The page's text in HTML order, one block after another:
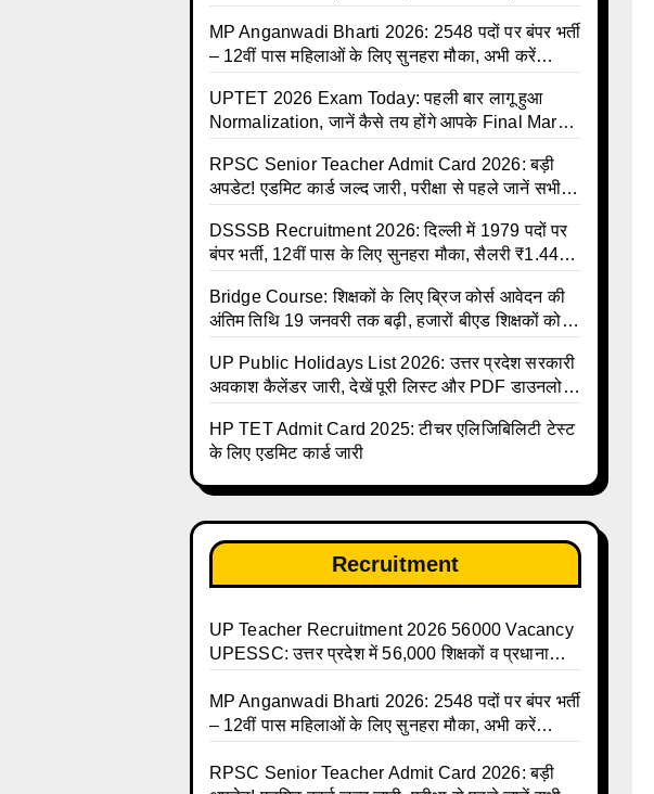
MP Anganwadi Bharti 2026: 2548 पदों पर बंपर भर्ती
– 12वीं पास महिलाओं के लिए सुनहरा मौका, अभी करें
UPTET 2026 Exam Today: पहली बार लागू हुआ
Normalization, जानें कैसे तय होंगे आपके Final Marks
RPSC Senior Teacher Admit Card 2026: बड़ी
अपडेट! एडमिट कार्ड जल्द जारी, परीक्षा से पहले जानें सभी
DSSSB Recruitment 2026: दिल्ली में 1979 पदों पर
बंपर भर्ती, 12वीं पास के लिए सुनहरा मौका, सैलरी ₹1.44
Bridge Course: शिक्षकों के लिए ब्रिज कोर्स आवेदन की
अंतिम तिथि 19 जनवरी तक बढ़ी, हजारों बीएड शिक्षकों को
UP Public Holidays List 2026: उत्तर प्रदेश सरकारी
अवकाश कैलेंडर जारी, देखें पूरी लिस्ट और PDF डाउनलोड
talika | Sarkari Avkash Talika | Up Holidays List
| Holidays Calendar
HP TET Admit Card 2025: टीचर एलिजिबिलिटी टेस्ट
के लिए एडमिट कार्ड जारी
Recruitment
UP Teacher Recruitment 2026 56000 Vacancy
UPESSC: उत्तर प्रदेश में 56,000 शिक्षकों व प्रधानाचार्यों
MP Anganwadi Bharti 2026: 2548 पदों पर बंपर भर्ती
– 12वीं पास महिलाओं के लिए सुनहरा मौका, अभी करें
RPSC Senior Teacher Admit Card 2026: बड़ी